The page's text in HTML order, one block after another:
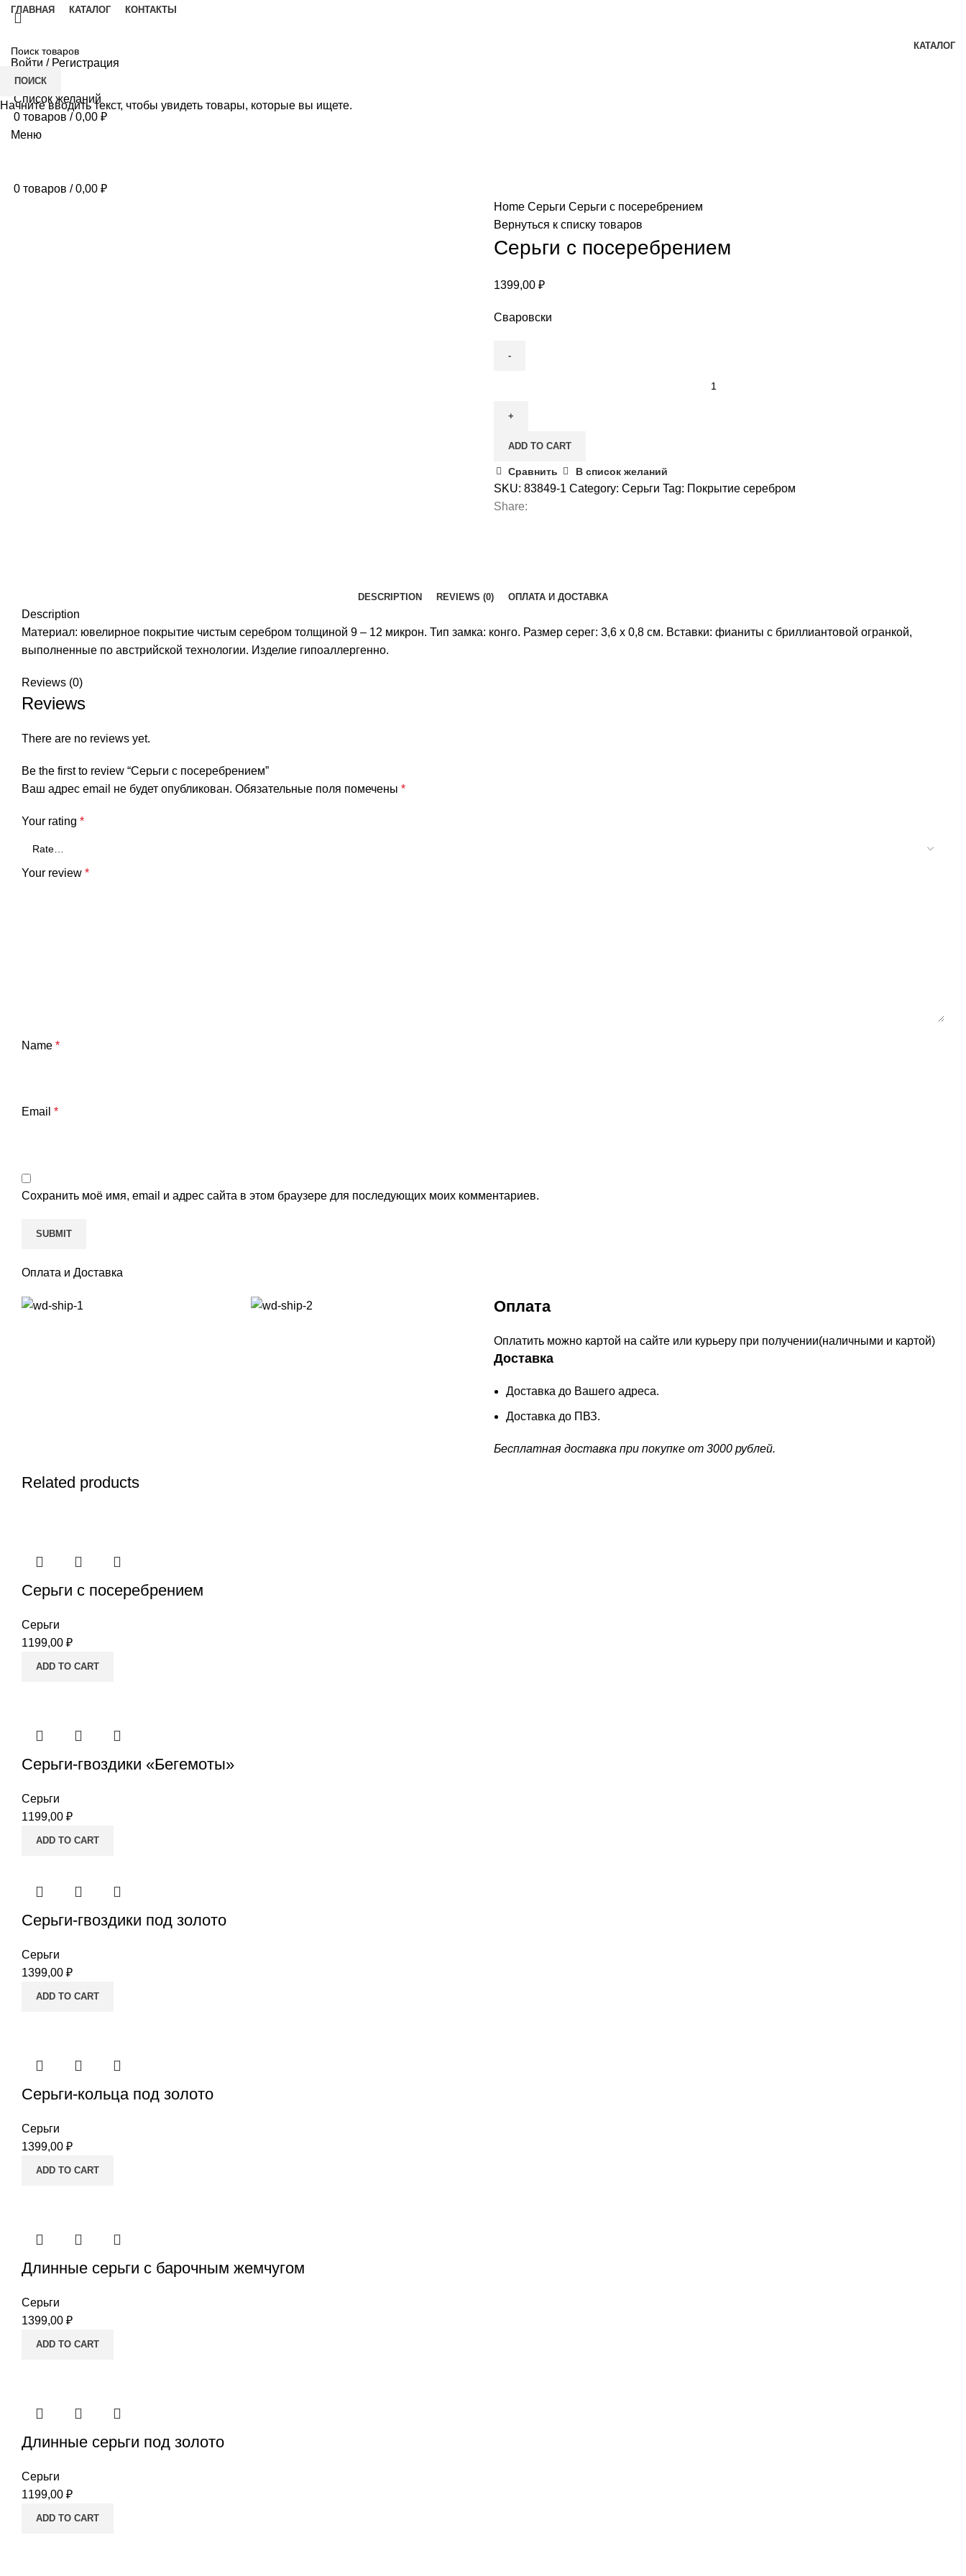
ГЛАВНАЯ КАТАЛОГ КОНТАКТЫ
КАТАЛОГ
Войти / Регистрация
Список желаний
0 товаров / 0,00 ₽
Меню
0 товаров / 0,00 ₽
Home Серьги Серьги c посеребрением
Вернуться к списку товаров
Серьги c посеребрением
1399,00 ₽
Сваровски
посеребрением
ADD TO CART
Сравнить В список желаний
SKU: 83849-1 Category: Серьги Tag: Покрытие серебром
Share:
DESCRIPTION REVIEWS (0) ОПЛАТА И ДОСТАВКА
Description
Материал: ювелирное покрытие чистым серебром толщиной 9 – 12 микрон. Тип замка: конго. Размер серег: 3,6 x 0,8 см. Вставки: фианиты с бриллиантовой огранкой,
выполненные по австрийской технологии. Изделие гипоаллергенно.
Reviews (0)
Reviews
There are no reviews yet.
Be the first to review “Серьги c посеребрением”
Ваш адрес email не будет опубликован. Обязательные поля помечены *
Your rating *
Your review *
Name *
Email *
Сохранить моё имя, email и адрес сайта в этом браузере для последующих моих комментариев.
Оплата и Доставка
Оплата
Оплатить можно картой на сайте или курьеру при получении(наличными и картой)
Доставка
Доставка до Вашего адреса.
Доставка до ПВЗ.
Бесплатная доставка при покупке от 3000 рублей.
Related products
Серьги c посеребрением
Серьги
1199,00 ₽
ADD TO CART
Серьги-гвоздики «Бегемоты»
Серьги
1199,00 ₽
ADD TO CART
Серьги-гвоздики под золото
Серьги
1399,00 ₽
ADD TO CART
Серьги-кольца под золото
Серьги
1399,00 ₽
ADD TO CART
Длинные серьги с барочным жемчугом
Серьги
1399,00 ₽
ADD TO CART
Длинные серьги под золото
Серьги
1199,00 ₽
ADD TO CART
ПОИСК
Начните вводить текст, чтобы увидеть товары, которые вы ищете.